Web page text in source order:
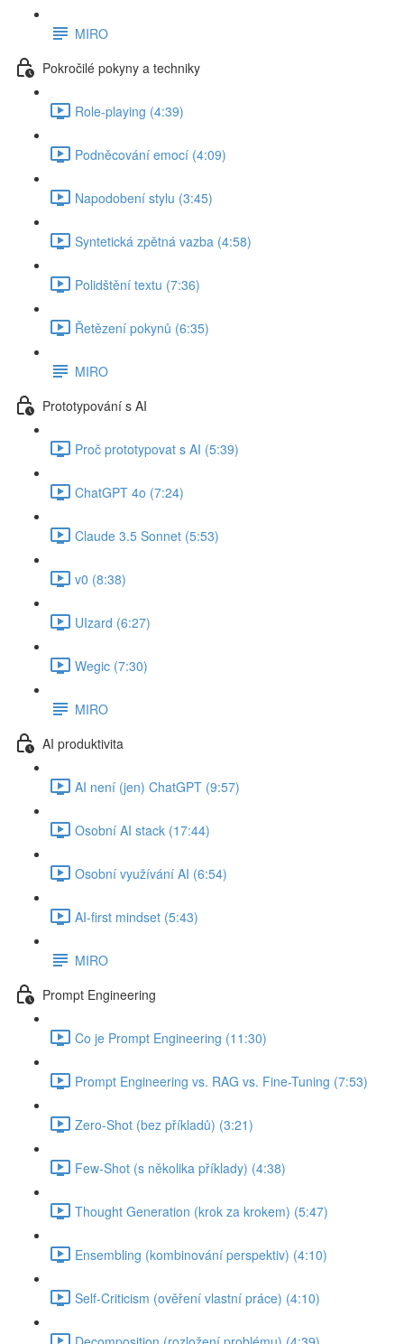
MIRO
Pokročilé pokyny a techniky
Role-playing (4:39)
Podněcování emocí (4:09)
Napodobení stylu (3:45)
Syntetická zpětná vazba (4:58)
Polidštění textu (7:36)
Řetězení pokynů (6:35)
MIRO
Prototypování s AI
Proč prototypovat s AI (5:39)
ChatGPT 4o (7:24)
Claude 3.5 Sonnet (5:53)
v0 (8:38)
UIzard (6:27)
Wegic (7:30)
MIRO
AI produktivita
AI není (jen) ChatGPT (9:57)
Osobní AI stack (17:44)
Osobní využívání AI (6:54)
AI-first mindset (5:43)
MIRO
Prompt Engineering
Co je Prompt Engineering (11:30)
Prompt Engineering vs. RAG vs. Fine-Tuning (7:53)
Zero-Shot (bez příkladů) (3:21)
Few-Shot (s několika příklady) (4:38)
Thought Generation (krok za krokem) (5:47)
Ensembling (kombinování perspektiv) (4:10)
Self-Criticism (ověření vlastní práce) (4:10)